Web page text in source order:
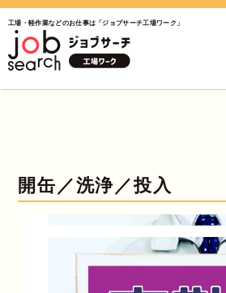
工場・軽作業などのお仕事は「ジョブサーチ工場ワーク」
開缶／洗浄／投入